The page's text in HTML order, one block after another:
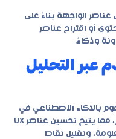
عناصر الواجهة بناءً على
أو اقتراح عناصر
وذكاءً.
عبر التحليل
بالذكاء الاصطناعي في
تحليل سلوك المستخدمين بشكل مستمر، مما يتيح تحسين عناصر UX
وتقليل نقاط